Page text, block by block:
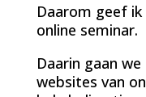
Daarom geef
online seminar.
Daarin gaan
websites van